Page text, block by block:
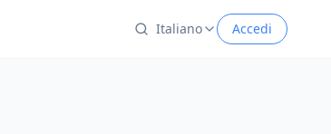
Italiano Accedi